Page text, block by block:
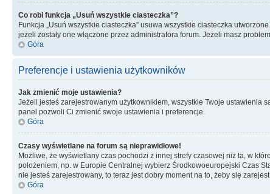
Co robi funkcja „Usuń wszystkie ciasteczka”?
Funkcja „Usuń wszystkie ciasteczka” usuwa wszystkie ciasteczka
jeżeli zostały one włączone przez administratora forum. Jeżeli masz
Góra
Preferencje i ustawienia użytkowników
Jak zmienić moje ustawienia?
Jeżeli jesteś zarejestrowanym użytkownikiem, wszystkie Twoje ustawienia
panel pozwoli Ci zmienić swoje ustawienia i preferencje.
Góra
Czasy wyświetlane na forum są nieprawidłowe!
Możliwe, że wyświetlany czas pochodzi z innej strefy czasowej niż ta, w
położeniem, np. w Europie Centralnej wybierz Środkowoeuropejski Czas
nie jesteś zarejestrowany, to teraz jest dobry moment na to, żeby się
Góra